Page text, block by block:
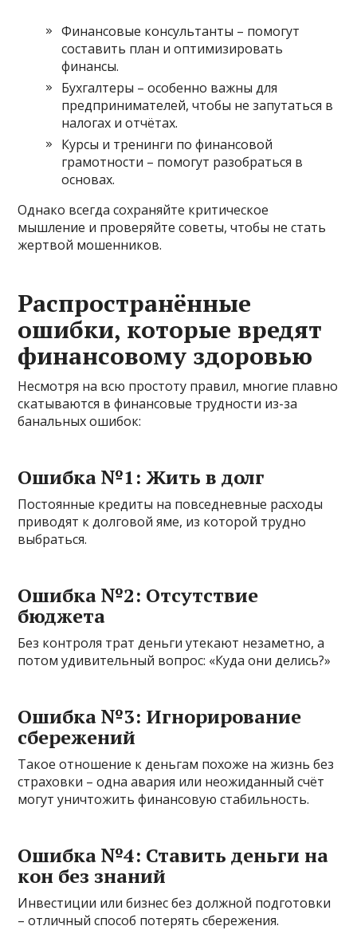
Финансовые консультанты – помогут
составить план и оптимизировать
финансы.
Бухгалтеры – особенно важны для
предпринимателей, чтобы не запутаться в
налогах и отчётах.
Курсы и тренинги по финансовой
грамотности – помогут разобраться в
основах.
Однако всегда сохраняйте критическое
мышление и проверяйте советы, чтобы не стать
жертвой мошенников.
Распространённые
ошибки, которые вредят
финансовому здоровью
Несмотря на всю простоту правил, многие плавно
скатываются в финансовые трудности из-за
банальных ошибок:
Ошибка №1: Жить в долг
Постоянные кредиты на повседневные расходы
приводят к долговой яме, из которой трудно
выбраться.
Ошибка №2: Отсутствие
бюджета
Без контроля трат деньги утекают незаметно, а
потом удивительный вопрос: «Куда они делись?»
Ошибка №3: Игнорирование
сбережений
Такое отношение к деньгам похоже на жизнь без
страховки – одна авария или неожиданный счёт
могут уничтожить финансовую стабильность.
Ошибка №4: Ставить деньги на
кон без знаний
Инвестиции или бизнес без должной подготовки
– отличный способ потерять сбережения.